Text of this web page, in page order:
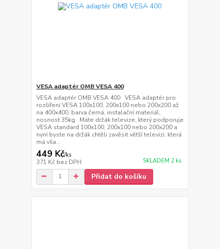
VESA adaptér OMB VESA 400
VESA adaptér OMB VESA 400 VESA adaptér pro
rozšíření VESA 100x100, 200x100 nebo 200x200 až
na 400x400, barva černá, instalační materiál,
nosnost 35kg Máte držák televize, který podporuje
VESA standard 100x100, 200x100 nebo 200x200 a
nyní byste na držák chtěli zavěsit větší televizi, která
má vša...
449 Kč/ks
371 Kč bez DPH SKLADEM 2 ks
Přidat do košíku